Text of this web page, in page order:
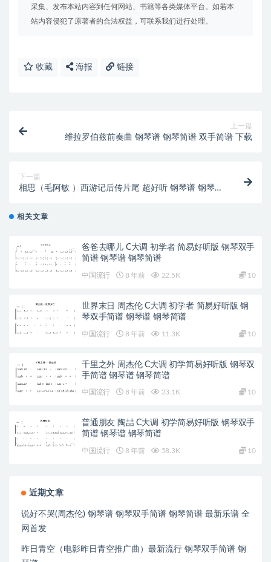
采集、发布本站内容到任何网站、书籍等各类媒体平台。如若本
站内容侵犯了原著者的合法权益，可联系我们进行处理。
收藏 海报 链接
上一篇
维拉罗伯兹前奏曲 钢琴谱 钢琴简谱 双手简谱 下载
下一篇
相思（毛阿敏 ）西游记后传片尾 超好听 钢琴谱 钢琴简
相关文章
爸爸去哪儿 C大调 初学者 简易好听版 钢琴双手
简谱 钢琴谱 钢琴简谱
中国流行 8 年前 22.5K 10
世界末日 周杰伦 C大调 初学者 简易好听版 钢
琴双手简谱 钢琴谱 钢琴简谱
中国流行 8 年前 11.3K 10
千里之外 周杰伦 C大调 初学简易好听版 钢琴双
手简谱 钢琴谱 钢琴简谱
中国流行 8 年前 23.1K 10
普通朋友 陶喆 C大调 初学简易好听版 钢琴双手
简谱 钢琴谱 钢琴简谱
中国流行 8 年前 58.3K 10
近期文章
说好不哭(周杰伦) 钢琴谱 钢琴双手简谱 钢琴简谱 最新乐谱 全
网首发
昨日青空（电影昨日青空推广曲）最新流行 钢琴双手简谱 钢